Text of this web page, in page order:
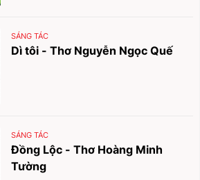
SÁNG TÁC
Dì tôi - Thơ Nguyễn Ngọc Quế
SÁNG TÁC
Đồng Lộc - Thơ Hoàng Minh
Tường